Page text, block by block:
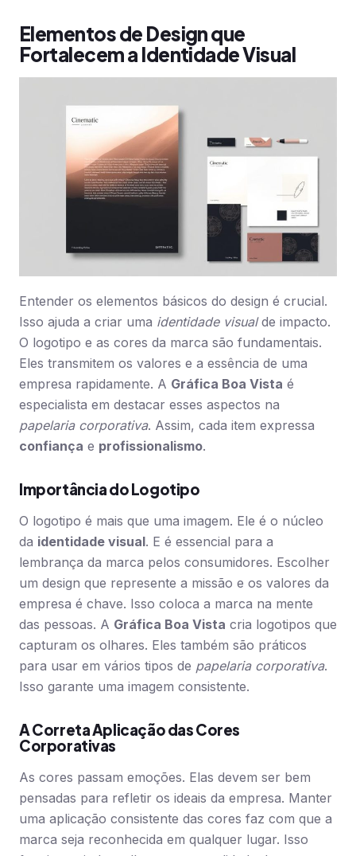
Elementos de Design que
Fortalecem a Identidade Visual
Entender os elementos básicos do design é crucial.
Isso ajuda a criar uma identidade visualde impacto.
O logotipo e as cores da marca são fundamentais.
Eles transmitem os valores e a essência de uma
empresa rapidamente. A Gráfica Boa Vista é
especialista em destacar esses aspectos na
papelaria corporativa. Assim, cada item expressa
confiança e profissionalismo.
Importância do Logotipo
O logotipo é mais que uma imagem. Ele é o núcleo
da identidade visual. E é essencial para a
lembrança da marca pelos consumidores. Escolher
um design que represente a missão e os valores da
empresa é chave. Isso coloca a marca na mente
das pessoas. A Gráfica Boa Vista cria logotipos que
capturam os olhares. Eles também são práticos
para usar em vários tipos de papelaria corporativa.
Isso garante uma imagem consistente.
A Correta Aplicação das Cores
Corporativas
As cores passam emoções. Elas devem ser bem
pensadas para refletir os ideais da empresa. Manter
uma aplicação consistente das cores faz com que a
marca seja reconhecida em qualquer lugar. Isso